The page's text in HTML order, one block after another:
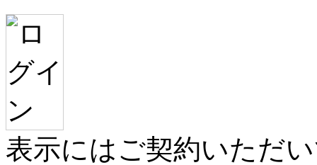
表示にはご契約いただ